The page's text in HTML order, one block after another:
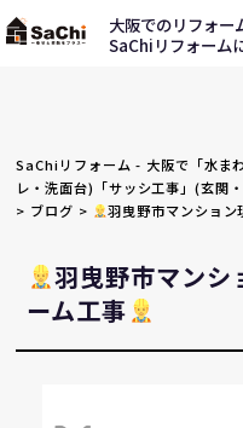
大阪でのリフォー
SaChiリフォーム
SaChiリフォーム - 大阪で「水ま
レ・洗面台)「サッシ工事」(玄関
> ブログ > 羽曳野市マンショ
羽曳野市マン
ーム工事